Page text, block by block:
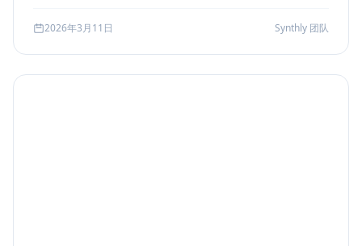
retrieval 等现代变体，并总结其中真正持续成立的工程原
则。
2026年3月11日 Synthly 团队